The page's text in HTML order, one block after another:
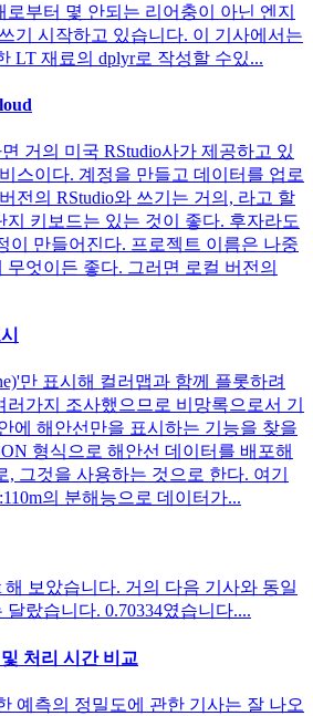
로부터 몇 안되는 리어충이 아닌 엔지
기 시작하고 있습니다. 이 기사에서는
LT 재료의 dplyr로 작성할 수있...
거의 미국 RStudio사가 제공하고 있
스이다. 계정을 만들고 데이터를 업로
전의 RStudio와 쓰기는 거의, 라고 할
지 키보드는 있는 것이 좋다. 후자라도
이 만들어진다. 프로젝트 이름은 나중
엇이든 좋다. 그러면 로컬 버전의
만 표시해 컬러맵과 함께 플롯하려
가지 조사했으므로 비망록으로서 기
에 해안선만을 표시하는 기능을 찾을
형식으로 해안선 데이터를 배포해
, 그것을 사용하는 것으로 한다. 여기
의 분해능으로 데이터가...
해 보았습니다. 거의 다음 기사와 동일
달랐습니다. 0.70334였습니다....
처리 시간 비교
예측의 정밀도에 관한 기사는 잘 나오